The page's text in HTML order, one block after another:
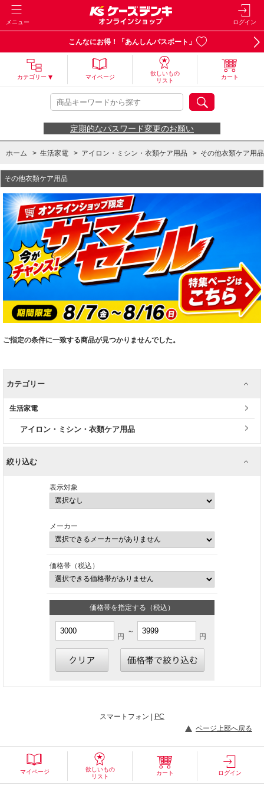
メニュー ログイン
こんなにお得！「あんしんパスポート」
カテゴリー マイページ
欲しいもの
リスト
カート
定期的なパスワード変更のお願い
ホーム > 生活家電 > アイロン・ミシン・衣類ケア用品 > その他衣類ケア用品
その他衣類ケア用品
ご指定の条件に一致する商品が見つかりませんでした。
カテゴリー
生活家電
アイロン・ミシン・衣類ケア用品
絞り込む
表示対象
メーカー
価格帯（税込）
価格帯を指定する（税込）
円
～
円
スマートフォン | PC
ページ上部へ戻る
マイページ
欲しいもの
リスト
カート ログイン